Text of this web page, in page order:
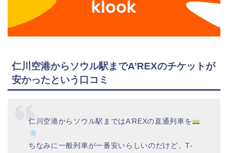
仁川空港からソウル駅までA’REXのチケットが
安かったという口コミ
仁川空港からソウル駅まではA’REXの直通列車を
ちなみに一般列車が一番安いらしいのだけど、T-